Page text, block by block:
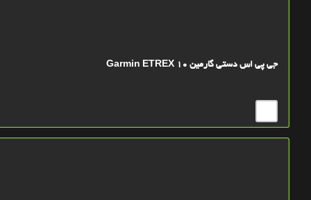
جی پی اس دستی گارمین Garmin ETREX 10